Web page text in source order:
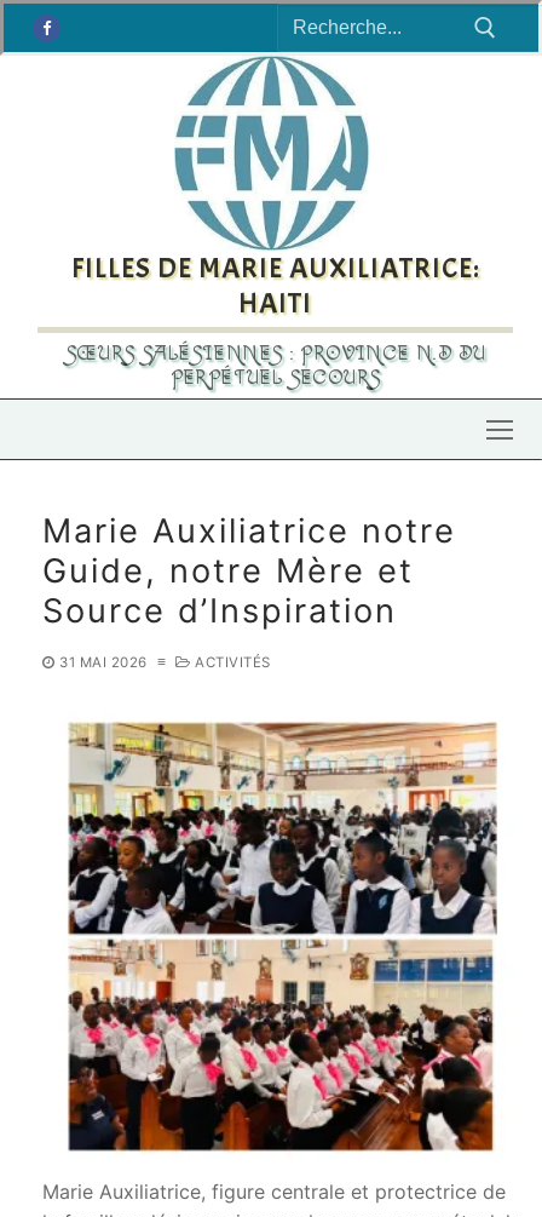
Aller
Rechercher
FILLES DE MARIE AUXILIATRICE:
HAITI
SŒURS SALÉSIENNES : PROVINCE N.D DU
PERPÉTUEL SECOURS
Marie Auxiliatrice notre
Guide, notre Mère et
Source d’Inspiration
31 MAI 2026 ≡ ACTIVITÉS
Marie Auxiliatrice, figure centrale et protectrice de